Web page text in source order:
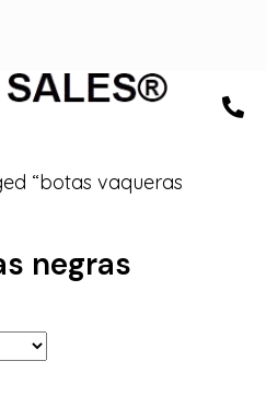
“botas vaqueras
negras